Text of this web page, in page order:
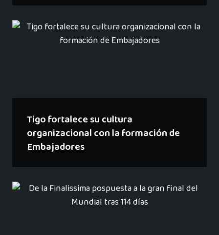
Tigo fortalece su cultura
organizacional con la formación de
Embajadores